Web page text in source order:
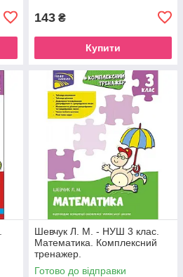
143 ₴
Купити
Шевчук Л. М. - НУШ 3 клас.
Математика. Комплексний
тренажер.
Готово до відправки